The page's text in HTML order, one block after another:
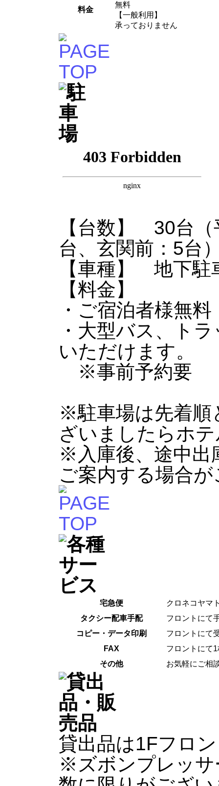
料金
無料
【一般利用】
承っておりません
【台数】 30台（
台、玄関前：5台
【車種】 地下駐
【料金】
・ご宿泊者様無
・大型バス、ト
いただけます。
※事前予約要
※駐車場は先着順
ざいましたらホ
※入庫後、途中出
ご案内する場合
宅急便
クロネコヤマ
タクシー配車手配
フロントにて
コピー・データ印刷
フロントにて
FAX
フロントにて
その他
お気軽にご相
貸出品は1Fフロ
※ ズボンプレッ